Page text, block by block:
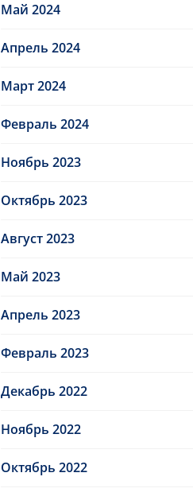
Май 2024
Апрель 2024
Март 2024
Февраль 2024
Ноябрь 2023
Октябрь 2023
Август 2023
Май 2023
Апрель 2023
Февраль 2023
Декабрь 2022
Ноябрь 2022
Октябрь 2022